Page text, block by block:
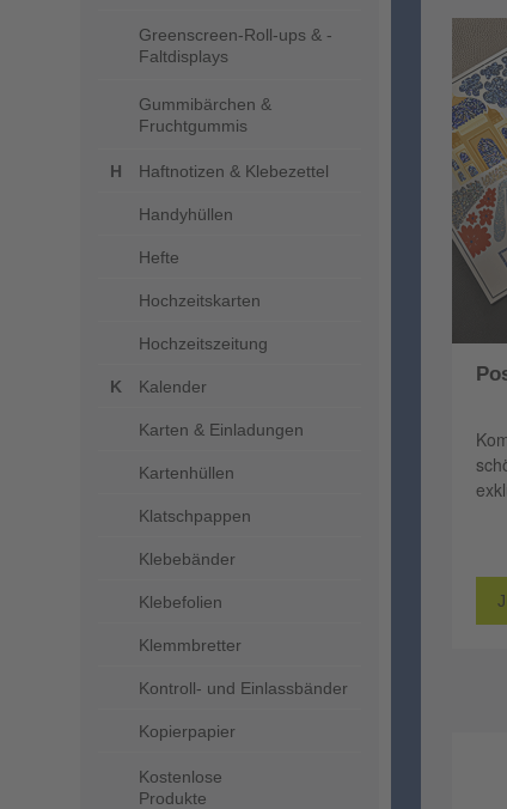
Greenscreen-Roll-ups & -
Faltdisplays
Gummibärchen &
Fruchtgummis
Haftnotizen & Klebezettel
Handyhüllen
Hefte
Hochzeitskarten
Hochzeitszeitung
Kalender
Karten & Einladungen
Kartenhüllen
Klatschpappen
Klebebänder
Klebefolien
Klemmbretter
Kontroll- und Einlassbänder
Kopierpapier
Kostenlose
Produkte